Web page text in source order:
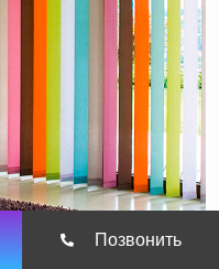
Позвонить